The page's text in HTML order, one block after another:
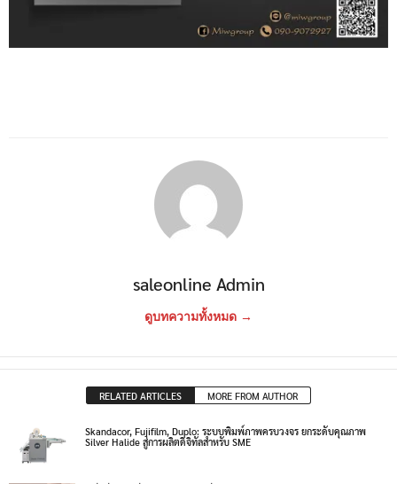
saleonline Admin
ดูบทความทั้งหมด →
RELATED ARTICLES MORE FROM AUTHOR
Skandacor, Fujifilm, Duplo: ระบบพิมพ์ภาพครบวงจร ยกระดับคุณภาพ
Silver Halide สู่การผลิตดิจิทัลสำหรับ SME